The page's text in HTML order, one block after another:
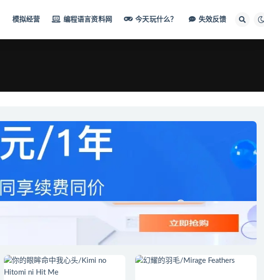
模拟经营 编程语言资料网 今天玩什么？ 失效反馈